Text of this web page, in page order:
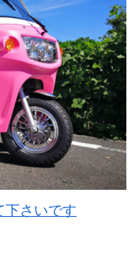
下さいです